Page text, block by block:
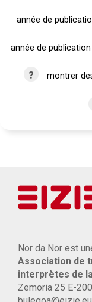
année de
année de
? montrer
Nor da Nor est
Association de
interprètes de
Zemoria 25 E-